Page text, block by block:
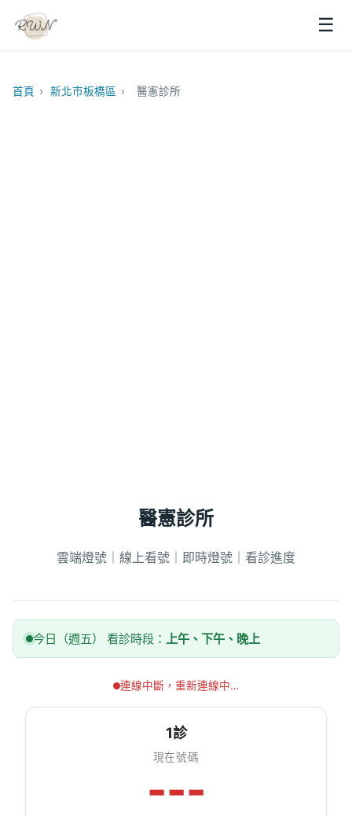
☰
首頁 › 新北市板橋區 › 醫憲診所
醫憲診所
雲端燈號｜線上看號｜即時燈號｜看診進度
今日（週五） 看診時段： 上午、下午、晚上
連線中斷，重新連線中…
1診
現在號碼
---